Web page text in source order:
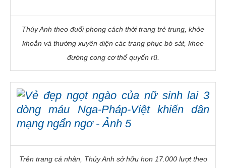
Thúy Anh theo đuổi phong cách thời trang trẻ trung, khỏe
khoắn và thường xuyên diện các trang phục bó sát, khoe
đường cong cơ thể quyến rũ.
Trên trang cá nhân, Thúy Anh sở hữu hơn 17.000 lượt theo